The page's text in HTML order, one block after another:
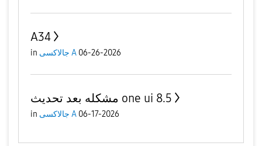
A34
in جالاكسى A 06-26-2026
مشكله بعد تحديث one ui 8.5
in جالاكسى A 06-17-2026